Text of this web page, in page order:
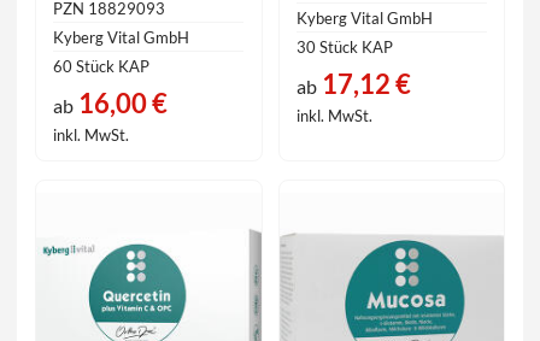
PZN 18829093
Kyberg Vital GmbH
60 Stück KAP
ab 16,00 €
inkl. MwSt.
Kyberg Vital GmbH
30 Stück KAP
ab17,12 €
inkl. MwSt.